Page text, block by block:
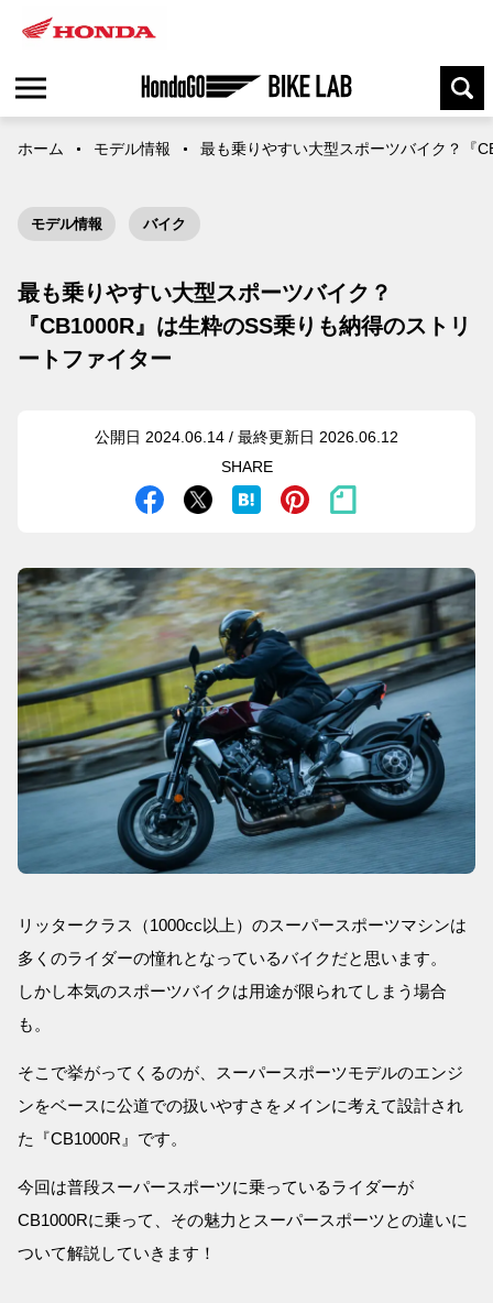
ホーム モデル情報 最も乗りやすい大型スポーツバイク？『
モデル情報 バイク
最も乗りやすい大型スポーツバイク？
『CB1000R』は生粋のSS乗りも納得のストリ
ートファイター
公開日 2024.06.14 / 最終更新日 2026.06.12
SHARE
リッタークラス（1000cc以上）のスーパースポーツマシンは
多くのライダーの憧れとなっているバイクだと思います。
しかし本気のスポーツバイクは用途が限られてしまう場合
も。
そこで挙がってくるのが、スーパースポーツモデルのエンジ
ンをベースに公道での扱いやすさをメインに考えて設計され
た『CB1000R』です。
今回は普段スーパースポーツに乗っているライダーが
CB1000Rに乗って、その魅力とスーパースポーツとの違いに
ついて解説していきます！